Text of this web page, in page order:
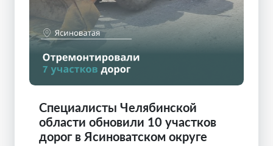
Специалисты Челябинской
области обновили 10 участков
дорог в Ясиноватском округе